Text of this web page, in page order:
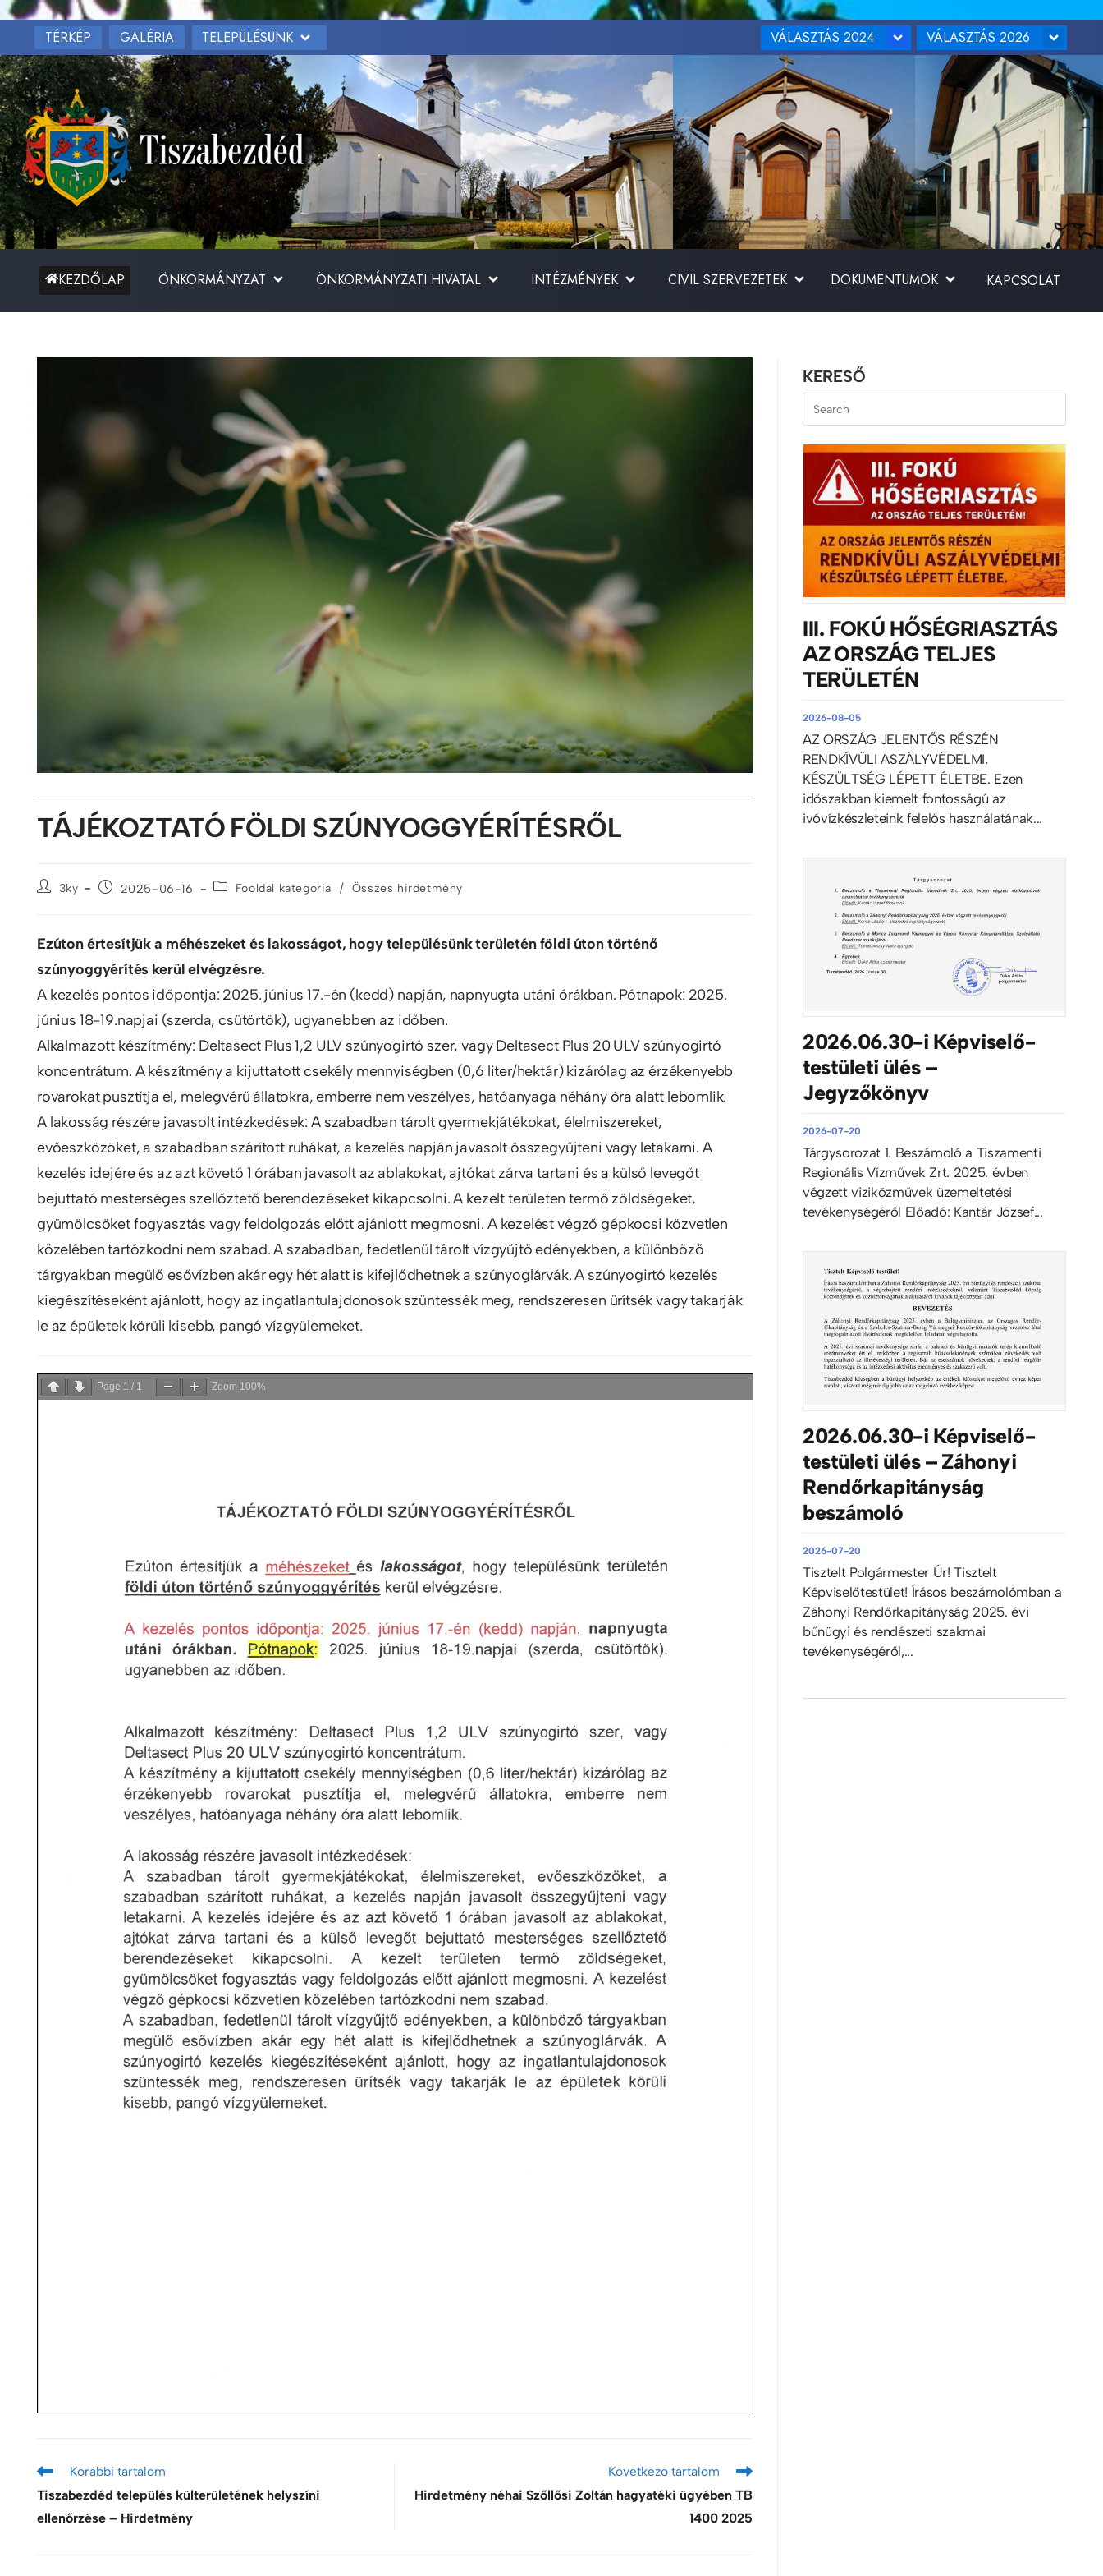
TÉRKÉP GALÉRIA TELEPÜLÉSÜNK VÁLASZTÁS 2024 VÁLASZTÁS 2026
KEZDŐLAP ÖNKORMÁNYZAT ÖNKORMÁNYZATI HIVATAL INTÉZMÉNYEK CIVIL SZERVEZETEK DOKUMENTUMOK KAPCSOLAT
TÁJÉKOZTATÓ FÖLDI SZÚNYOGGYÉRÍTÉSRŐL
3ky 2025-06-16 Fooldal kategoria / Összes hirdetmény
Ezúton értesítjük a méhészeket és lakosságot, hogy településünk területén földi úton történő
szúnyoggyérítés kerül elvégzésre.
A kezelés pontos időpontja: 2025. június 17.-én (kedd) napján, napnyugta utáni órákban. Pótnapok: 2025.
június 18-19.napjai (szerda, csütörtök), ugyanebben az időben.
Alkalmazott készítmény: Deltasect Plus 1,2 ULV szúnyogirtó szer, vagy Deltasect Plus 20 ULV szúnyogirtó
koncentrátum. A készítmény a kijuttatott csekély mennyiségben (0,6 liter/hektár) kizárólag az érzékenyebb
rovarokat pusztítja el, melegvérű állatokra, emberre nem veszélyes, hatóanyaga néhány óra alatt lebomlik.
A lakosság részére javasolt intézkedések: A szabadban tárolt gyermekjátékokat, élelmiszereket,
evőeszközöket, a szabadban szárított ruhákat, a kezelés napján javasolt összegyűjteni vagy letakarni. A
kezelés idejére és az azt követő 1 órában javasolt az ablakokat, ajtókat zárva tartani és a külső levegőt
bejuttató mesterséges szellőztető berendezéseket kikapcsolni. A kezelt területen termő zöldségeket,
gyümölcsöket fogyasztás vagy feldolgozás előtt ajánlott megmosni. A kezelést végző gépkocsi közvetlen
közelében tartózkodni nem szabad. A szabadban, fedetlenül tárolt vízgyűjtő edényekben, a különböző
tárgyakban megülő esővízben akár egy hét alatt is kifejlődhetnek a szúnyoglárvák. A szúnyogirtó kezelés
kiegészítéseként ajánlott, hogy az ingatlantulajdonosok szüntessék meg, rendszeresen ürítsék vagy takarják
le az épületek körüli kisebb, pangó vízgyülemeket.
Page 1 / 1 Zoom 100%
Korábbi tartalom
Tiszabezdéd település külterületének helyszíni
ellenőrzése – Hirdetmény
Kovetkezo tartalom
Hirdetmény néhai Szőllősi Zoltán hagyatéki ügyében TB
1400 2025
KERESŐ
III. FOKÚ HŐSÉGRIASZTÁS
AZ ORSZÁG TELJES
TERÜLETÉN
2026-08-05
AZ ORSZÁG JELENTŐS RÉSZÉN
RENDKÍVÜLI ASZÁLYVÉDELMI,
KÉSZÜLTSÉG LÉPETT ÉLETBE. Ezen
időszakban kiemelt fontosságú az
ivóvízkészleteink felelős használatának...
2026.06.30-i Képviselő-
testületi ülés –
Jegyzőkönyv
2026-07-20
Tárgysorozat 1. Beszámoló a Tiszamenti
Regionális Vízművek Zrt. 2025. évben
végzett viziközművek üzemeltetési
tevékenységéről Előadó: Kantár József...
2026.06.30-i Képviselő-
testületi ülés – Záhonyi
Rendőrkapitányság
beszámoló
2026-07-20
Tisztelt Polgármester Úr! Tisztelt
Képviselőtestület! Írásos beszámolómban a
Záhonyi Rendőrkapitányság 2025. évi
bűnügyi és rendészeti szakmai
tevékenységéről,...